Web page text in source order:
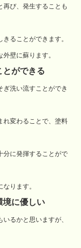
再び、発生することも
ることができます。
壁に蘇ります。
とができる
洗い流すことができ
れ変わることで、塗料
分に発揮することがで
ります。
境に優しい
るかと思いますが、